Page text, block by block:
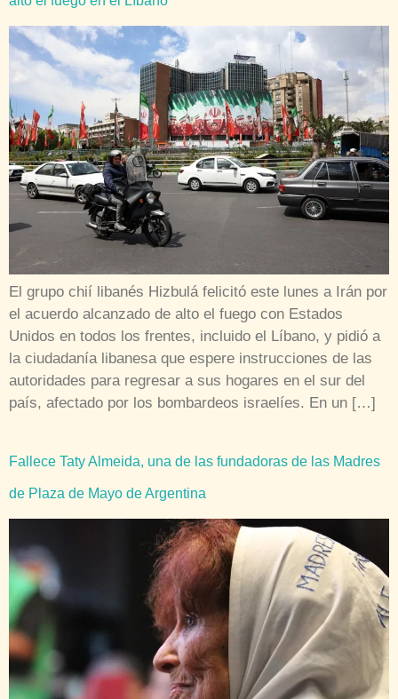
El grupo chií libanés Hizbulá felicitó este lunes a Irán por
el acuerdo alcanzado de alto el fuego con Estados
Unidos en todos los frentes, incluido el Líbano, y pidió a
la ciudadanía libanesa que espere instrucciones de las
autoridades para regresar a sus hogares en el sur del
país, afectado por los bombardeos israelíes. En un […]
Fallece Taty Almeida, una de las fundadoras de las Madres
de Plaza de Mayo de Argentina